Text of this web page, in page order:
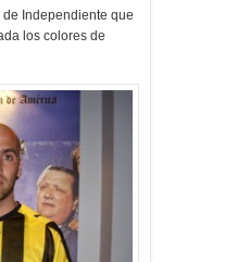
Independiente que
los colores de